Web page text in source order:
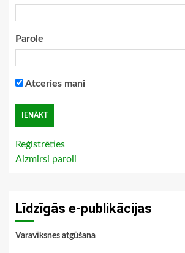
Parole
Atceries mani
Reģistrēties
Aizmirsi paroli
Līdzīgās e-publikācijas
Varavīksnes atgūšana